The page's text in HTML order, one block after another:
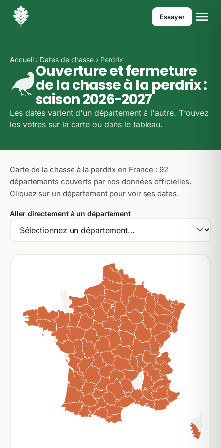
Essayer
Accueil › Dates de chasse › Perdrix
Ouverture et fermeture
de la chasse à la perdrix :
saison 2026-2027
Les dates varient d'un département à l'autre. Trouvez
les vôtres sur la carte ou dans le tableau.
Carte de la chasse à la perdrix en France : 92
départements couverts par nos données officielles.
Cliquez sur un département pour voir ses dates.
Aller directement à un département